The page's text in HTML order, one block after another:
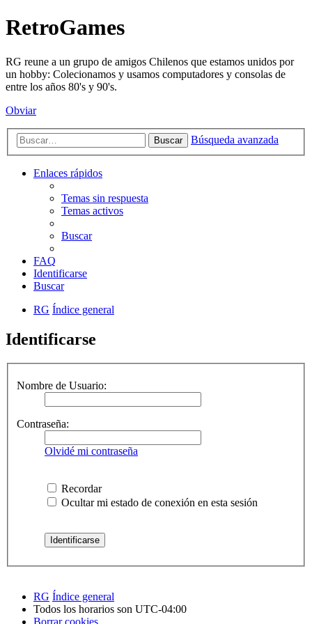
RetroGames
RG reune a un grupo de amigos Chilenos que estamos unidos por
un hobby: Colecionamos y usamos computadores y consolas de
entre los años 80's y 90's.
Obviar
Buscar Búsqueda avanzada
Enlaces rápidos
Temas sin respuesta
Temas activos
Buscar
FAQ
Identificarse
Buscar
RG Índice general
Identificarse
Nombre de Usuario:
Contraseña:
Olvidé mi contraseña
Recordar
Ocultar mi estado de conexión en esta sesión
RG Índice general
Todos los horarios son UTC-04:00
Borrar cookies